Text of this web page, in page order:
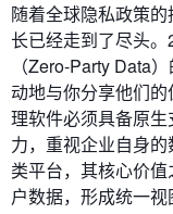
随着全球隐私政策
长已经走到了尽头
（Zero-Party Data
动地与你分享他们
理软件必须具备原
力，重视企业自身
类平台，其核心价
户数据，形成统一视